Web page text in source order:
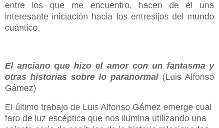
entre los que me encuentro, hacen de él una
interesante iniciación hacia los entresijos del mundo
cuántico.
El anciano que hizo el amor con un fantasma y
otras historias sobre lo paranormal(Luis Alfonso
Gámez)
El último trabajo de Luis Alfonso Gámez emerge cual
faro de luz escéptica que nos ilumina utilizando una